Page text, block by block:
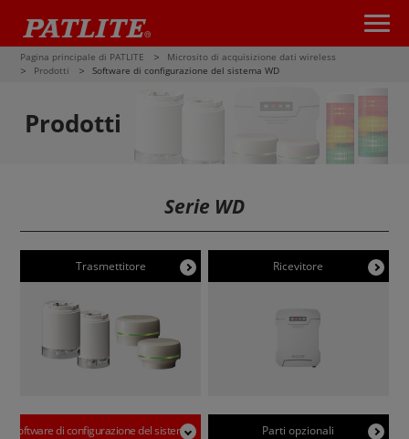
Pagina principale di PATLITE
Microsito di acquisizione dati wireless
Prodotti
Software di configurazione del sistema WD
Prodotti
Serie WD
Trasmettitore Ricevitore
Software di configurazione del sistema
Parti opzionali